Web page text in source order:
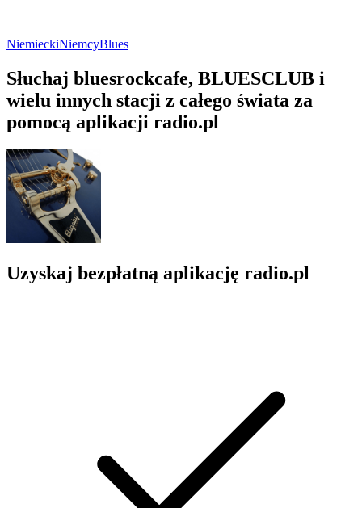
NiemieckiNiemcyBlues
Słuchaj bluesrockcafe, BLUESCLUB i
wielu innych stacji z całego świata za
pomocą aplikacji radio.pl
Uzyskaj bezpłatną aplikację radio.pl